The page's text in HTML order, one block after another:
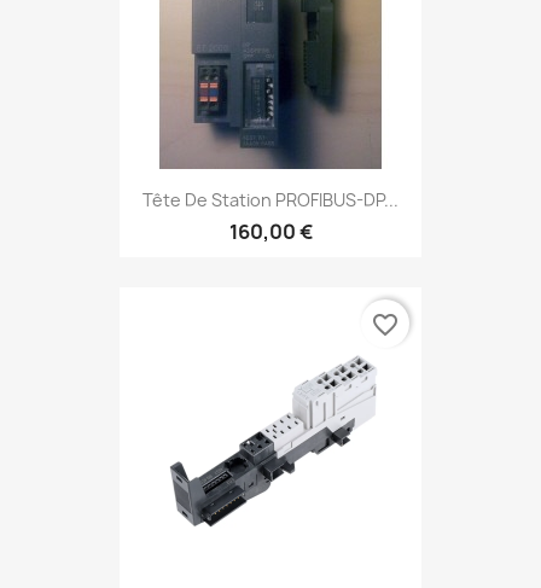
Tête De Station PROFIBUS-DP...
160,00 €
favorite_border